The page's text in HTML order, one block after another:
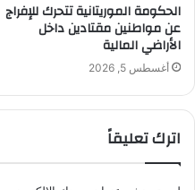
الحكومة الموريتانية تتحرك للإفراج
عن مواطنين مقتادين داخل
الأراضي المالية
أغسطس 5, 2026
اترك تعليقاً